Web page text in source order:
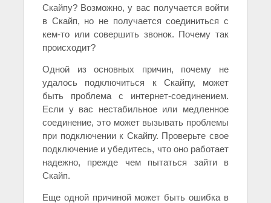
Скайпу? Возможно, у вас получается войти
в Скайп, но не получается соединиться с
кем-то или совершить звонок. Почему так
происходит?
Одной из основных причин, почему не
удалось подключиться к Скайпу, может
быть проблема с интернет-соединением.
Если у вас нестабильное или медленное
соединение, это может вызывать проблемы
при подключении к Скайпу. Проверьте свое
подключение и убедитесь, что оно работает
надежно, прежде чем пытаться зайти в
Скайп.
Еще одной причиной может быть ошибка в